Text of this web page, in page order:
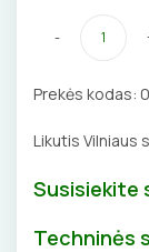
-
Prekės kodas:
Likutis Vilniaus
Susisiekite
Techninės